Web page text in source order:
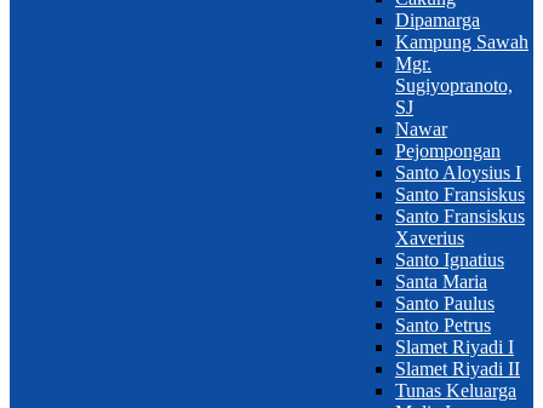
Dipamarga
Kampung Sawah
Mgr.
Sugiyopranoto,
SJ
Nawar
Pejompongan
Santo Aloysius I
Santo Fransiskus
Santo Fransiskus
Xaverius
Santo Ignatius
Santa Maria
Santo Paulus
Santo Petrus
Slamet Riyadi I
Slamet Riyadi II
Tunas Keluarga